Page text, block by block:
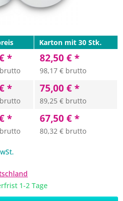
Karton mit 30 Stk.
* 82,50 € *
98,17 € brutto
* 75,00 € *
89,25 € brutto
* 67,50 € *
80,32 € brutto
1-2 Tage